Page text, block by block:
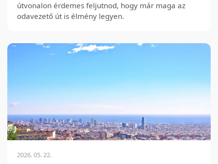
útvonalon érdemes feljutnod, hogy már maga az
odavezető út is élmény legyen.
2026. 05. 22.